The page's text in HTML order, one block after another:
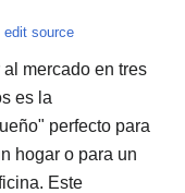
edit source
mercado en tres
es la
perfecto para
hogar o para un
Este